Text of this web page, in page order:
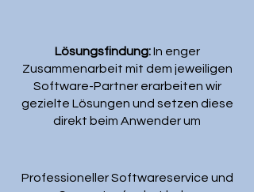
Lösungsfindung:In enger
Zusammenarbeit mit dem jeweiligen
Software-Partner erarbeiten wir
gezielte Lösungen und setzen diese
direkt beim Anwender um
Professioneller Softwareservice und